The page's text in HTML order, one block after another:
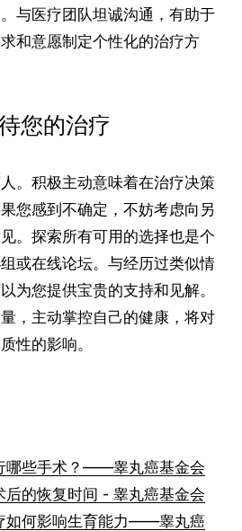
与医疗团队坦诚沟通，有助于
和意愿制定个性化的治疗方
您的治疗
。积极主动意味着在治疗决策
您感到不确定，不妨考虑向另
。探索所有可用的选择也是个
或在线论坛。与经历过类似情
为您提供宝贵的支持和见解。
，主动掌控自己的健康，将对
性的影响。
哪些手术？——睾丸癌基金会
后的恢复时间 - 睾丸癌基金会
如何影响生育能力——睾丸癌